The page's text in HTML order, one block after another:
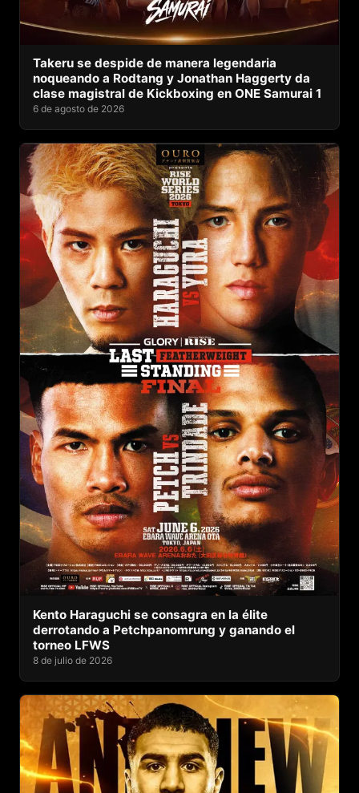
Takeru se despide de manera legendaria
noqueando a Rodtang y Jonathan Haggerty da
clase magistral de Kickboxing en ONE Samurai 1
6 de agosto de 2026
Kento Haraguchi se consagra en la élite
derrotando a Petchpanomrung y ganando el
torneo LFWS
8 de julio de 2026